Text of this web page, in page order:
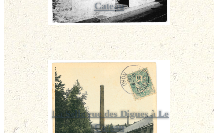
Cateau
La Selle rue des Digues à Le
Cateau